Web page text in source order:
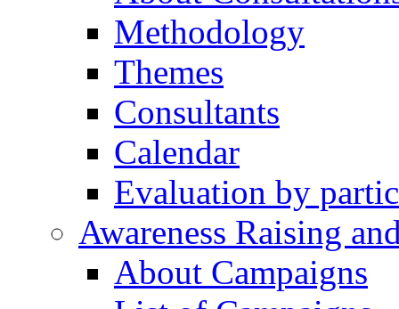
Methodology
Themes
Consultants
Calendar
Evaluation by
Awareness Raising
About Campaigns